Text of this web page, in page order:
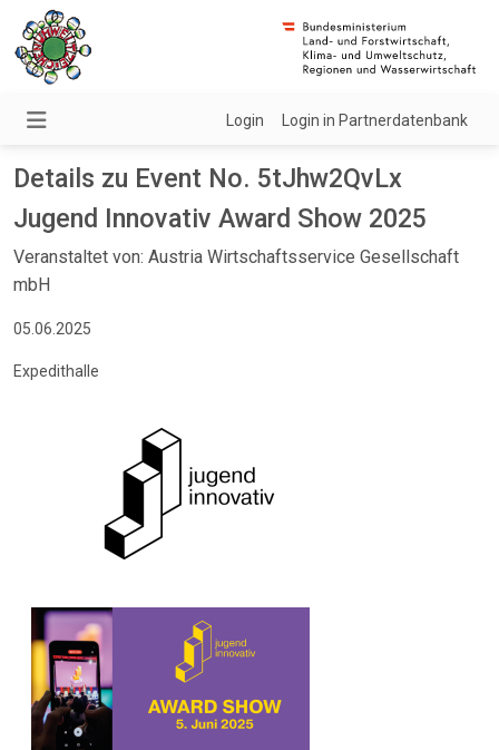
Login Login in Partnerdatenbank
Details zu Event No. 5tJhw2QvLx
Jugend Innovativ Award Show 2025
Veranstaltet von: Austria Wirtschaftsservice Gesellschaft
mbH
05.06.2025
Expedithalle